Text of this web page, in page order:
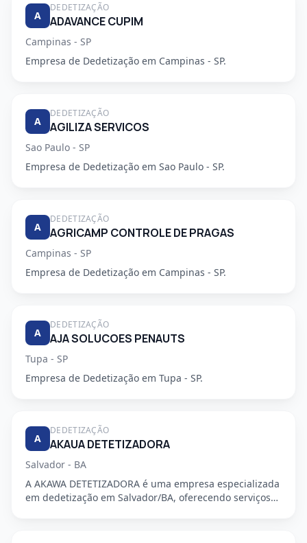
A
DEDETIZAÇÃO
ADAVANCE CUPIM
Campinas - SP
Empresa de Dedetização em Campinas - SP.
A
DEDETIZAÇÃO
AGILIZA SERVICOS
Sao Paulo - SP
Empresa de Dedetização em Sao Paulo - SP.
A
DEDETIZAÇÃO
AGRICAMP CONTROLE DE PRAGAS
Campinas - SP
Empresa de Dedetização em Campinas - SP.
A
DEDETIZAÇÃO
AJA SOLUCOES PENAUTS
Tupa - SP
Empresa de Dedetização em Tupa - SP.
A
DEDETIZAÇÃO
AKAUA DETETIZADORA
Salvador - BA
A AKAWA DETETIZADORA é uma empresa especializada
em dedetização em Salvador/BA, oferecendo serviços